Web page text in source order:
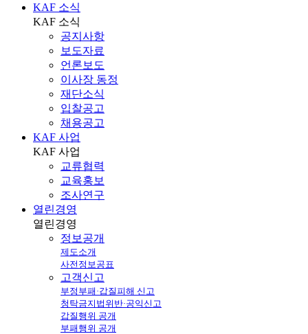
KAF 소식
KAF 소식
공지사항
보도자료
언론보도
이사장 동정
재단소식
입찰공고
채용공고
KAF 사업
KAF 사업
교류협력
교육홍보
조사연구
열린경영
열린경영
정보공개
제도소개
사전정보공표
고객신고
부정부패·갑질피해 신고
청탁금지법위반·공익신고
갑질행위 공개
부패행위 공개